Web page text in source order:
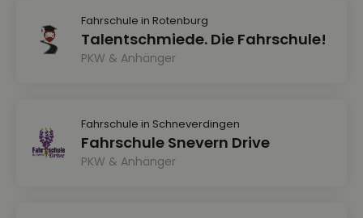
Fahrschule in Rotenburg
Talentschmiede. Die Fahrschule!
PKW & Anhänger
Fahrschule in Schneverdingen
Fahrschule Snevern Drive
PKW & Anhänger